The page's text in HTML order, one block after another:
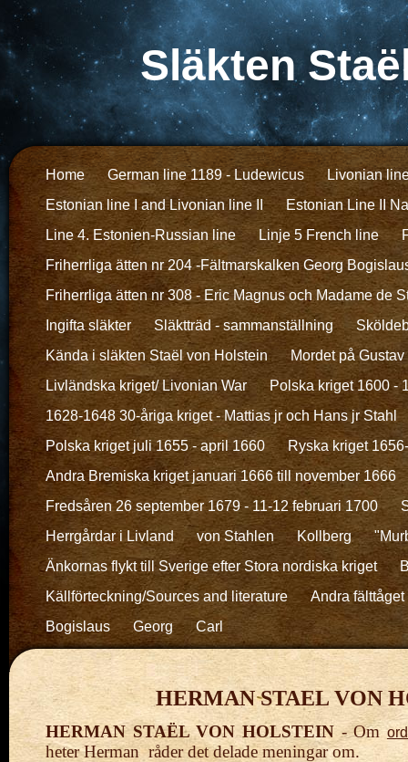
Släkten
Home German line 1189 - Ludewicus
Livonian
Estonian line I and Livonian line II
Estonian Line II
Line 4. Estonien-Russian line
Linje 5 French line
Friherrliga ätten nr 204 -Fältmarskalken Georg
Friherrliga ätten nr 308 - Eric Magnus och Madame de
Ingifta släkter
Släktträd - sammanställning
Kända i släkten Staël von Holstein
Mordet på
Livländska kriget/ Livonian War
Polska kriget 1600 -
1628-1648 30-åriga kriget - Mattias jr och Hans jr Stahl
Polska kriget juli 1655 - april 1660
Ryska kriget
Andra Bremiska kriget januari 1666 till november 1666
Fredsåren 26 september 1679 - 11-12 februari 1700
Herrgårdar i Livland
von Stahlen Kollberg
Änkornas flykt till Sverige efter Stora nordiska kriget
Källförteckning/Sources and literature
Andra
Bogislaus
Georg Carl
HERMAN STAEL VON
HERMAN STAËL VON HOLSTEIN- Om
heter Herman råder det delade meningar om.